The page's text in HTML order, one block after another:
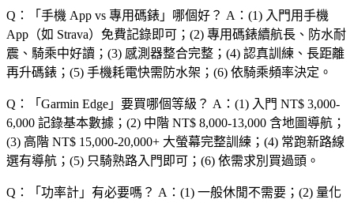
Q：「 手機 App vs 專用碼錶 」哪個好？ A：(1) 入門用手機
App（如 Strava）免費記錄即可；(2) 專用碼錶續航長、防水耐
震、騎乘中好讀；(3) 感測器整合完整；(4) 認真訓練、長距離
再升碼錶；(5) 手機耗電快需防水架；(6) 依騎乘頻率決定。
Q：「 Garmin Edge 」要買哪個等級？ A：(1) 入門 NT$ 3,000-
6,000 記錄基本數據；(2) 中階 NT$ 8,000-13,000 含地圖導航；
(3) 高階 NT$ 15,000-20,000+ 大螢幕完整訓練；(4) 常跑新路線
選有導航；(5) 只騎熟路入門即可；(6) 依需求別買過頭。
Q：「 功率計 」有必要嗎？ A：(1) 一般休閒不需要；(2) 量化